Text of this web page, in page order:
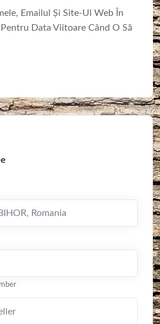
Emailul Și Site-Ul Web În
Data Viitoare Când O Să
, Romania